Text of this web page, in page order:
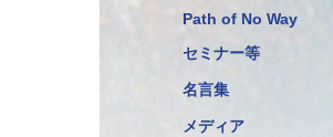
Path of No Way
セミナー等
名言集
メディア